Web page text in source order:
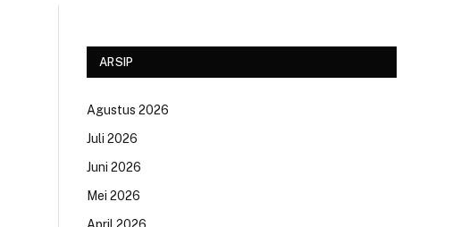
ARSIP
Agustus 2026
Juli 2026
Juni 2026
Mei 2026